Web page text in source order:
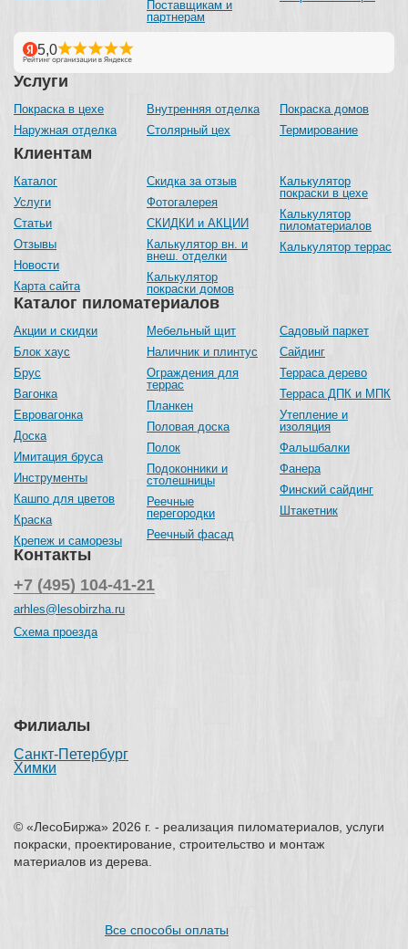
Поставщикам и
партнерам
Каталог пиломатериалов
Акции и скидки
Блок хаус
Брус
Вагонка
Евровагонка
Доска
Имитация бруса
Инструменты
Кашпо для цветов
Краска
Крепеж и саморезы
Мебельный щит
Наличник и плинтус
Ограждения для
террас
Планкен
Половая доска
Полок
Подоконники и
столешницы
Реечные
перегородки
Реечный фасад
Садовый паркет
Сайдинг
Терраса дерево
Терраса ДПК и МПК
Утепление и
изоляция
Фальшбалки
Фанера
Финский сайдинг
Штакетник
Услуги
Покраска в цехе
Наружная отделка
Внутренняя отделка
Столярный цех
Покраска домов
Термирование
Клиентам
Каталог
Услуги
Статьи
Отзывы
Новости
Карта сайта
Скидка за отзыв
Фотогалерея
СКИДКИ и АКЦИИ
Калькулятор вн. и
внеш. отделки
Калькулятор
покраски домов
Калькулятор
покраски в цехе
Калькулятор
пиломатериалов
Калькулятор террас
Контакты
+7 (495) 104-41-21
arhles@lesobirzha.ru
Схема проезда
Филиалы
Санкт-Петербург
Химки
© «ЛесоБиржа» 2026 г. - реализация пиломатериалов, услуги
покраски, проектирование, строительство и монтаж
материалов из дерева.
Все способы оплаты